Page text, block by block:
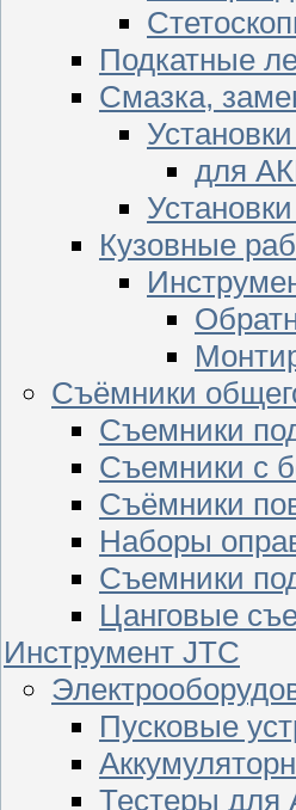
Подкатные
Смазка,
для
Кузовные
Съёмники
Съемники
Съемники с
Съёмники
Наборы
Съемники
Цанговые
Инструмент JTC
Пусковые
Тестеры для